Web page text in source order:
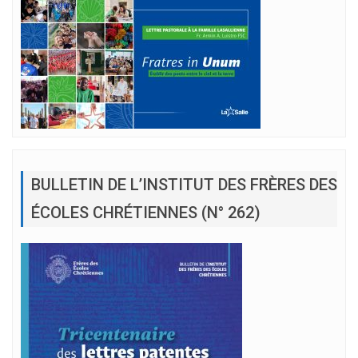
BULLETIN DE L’INSTITUT DES FRÈRES DES
ÉCOLES CHRÉTIENNES (N° 262)